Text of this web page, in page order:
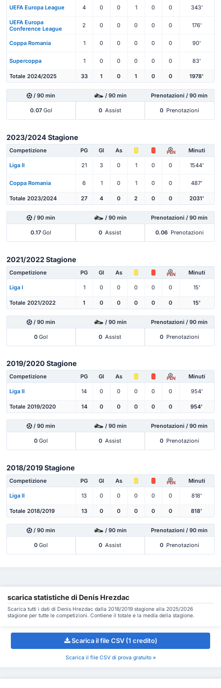
UEFA Europa League 4 0 0 1 0 0 343'
UEFA Europa
Conference League
2 0 0 0 0 0 176'
Coppa Romania 1 0 0 0 0 0 90'
Supercoppa 1 0 0 0 0 0 83'
Totale 2024/2025 33 1 0 1 0 0 1978'
/ 90 min / 90 min Prenotazioni / 90 min
0.07Gol 0 Assist 0 Prenotazioni
2023/2024 Stagione
Competizione PG Gl As PEN Minuti
Liga II 21 3 0 1 0 0 1544'
Coppa Romania 6 1 0 1 0 0 487'
Totale 2023/2024 27 4 0 2 0 0 2031'
/ 90 min / 90 min Prenotazioni / 90 min
0.17 Gol 0 Assist 0.06 Prenotazioni
2021/2022 Stagione
Competizione PG Gl As PEN Minuti
Liga I 1 0 0 0 0 0 15'
Totale 2021/2022 1 0 0 0 0 0 15'
/ 90 min / 90 min Prenotazioni / 90 min
0 Gol 0 Assist 0 Prenotazioni
2019/2020 Stagione
Competizione PG Gl As PEN Minuti
Liga II 14 0 0 0 0 0 954'
Totale 2019/2020 14 0 0 0 0 0 954'
/ 90 min / 90 min Prenotazioni / 90 min
0 Gol 0 Assist 0 Prenotazioni
2018/2019 Stagione
Competizione PG Gl As PEN Minuti
Liga II 13 0 0 0 0 0 818'
Totale 2018/2019 13 0 0 0 0 0 818'
/ 90 min / 90 min Prenotazioni / 90 min
0 Gol 0 Assist 0 Prenotazioni
scarica statistiche di Denis Hrezdac
Scarica tutti i dati di Denis Hrezdac dalla 2018/2019 stagione alla 2025/2026
stagione per tutte le competizioni. Contiene il totale e la media della stagione.
Scarica il file CSV (1 credito)
Scarica il file CSV di prova gratuito »